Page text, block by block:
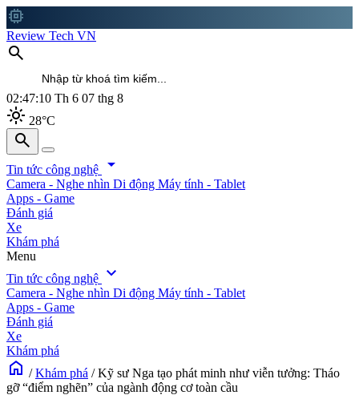
memory
Review Tech VN
search
02:47:12 Th 6 07 thg 8
light_mode 28°C
search
search
Tin tức công nghệ arrow_drop_down
Camera - Nghe nhìn Di động Máy tính - Tablet
Apps - Game
Đánh giá
Xe
Khám phá
Menu
Tin tức công nghệ expand_more
Camera - Nghe nhìn Di động Máy tính - Tablet
Apps - Game
Đánh giá
Xe
Khám phá
home / Khám phá / Kỹ sư Nga tạo phát minh như viễn tưởng: Tháo
gỡ “điểm nghẽn” của ngành động cơ toàn cầu